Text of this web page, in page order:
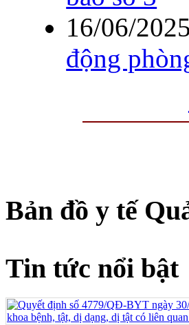
16/06/2025
động
Bản đồ y tế
Tin tức nổi bật